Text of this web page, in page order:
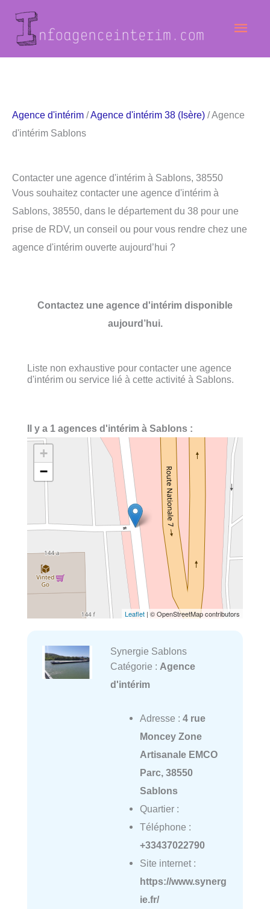
contenu
Agence d'intérim /Agence d'intérim 38 (Isère) / Agence
d'intérim Sablons
Contacter une agence d'intérim à Sablons, 38550
Vous souhaitez contacter une agence d'intérim à
Sablons, 38550, dans le département du 38 pour une
prise de RDV, un conseil ou pour vous rendre chez une
agence d'intérim ouverte aujourd’hui ?
Contactez une agence d'intérim disponible
aujourd’hui.
Liste non exhaustive pour contacter une agence
d'intérim ou service lié à cette activité à Sablons.
Il y a 1 agences d'intérim à Sablons :
+
−
Leaflet | © OpenStreetMap contributors
Synergie Sablons
Catégorie : Agence
d'intérim
Adresse : 4 rue
Moncey Zone
Artisanale EMCO
Parc, 38550
Sablons
Quartier :
Téléphone :
+33437022790
Site internet :
https://www.synerg
ie.fr/